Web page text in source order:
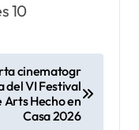
10
cinematogr
del VI Festival
Arts Hecho en
Casa 2026